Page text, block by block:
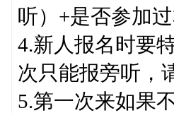
听）+是否参加
4.新人报名时要
次只能报旁听，
5.第一次来如果